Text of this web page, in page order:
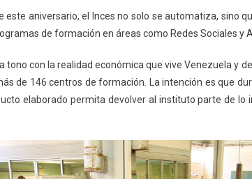
este aniversario, el Inces no solo se automatiza, sino
de formación en áreas como Redes Sociales y
tono con la realidad económica que vive Venezuela y
de 146 centros de formación. La intención es que
elaborado permita devolver al instituto parte de lo